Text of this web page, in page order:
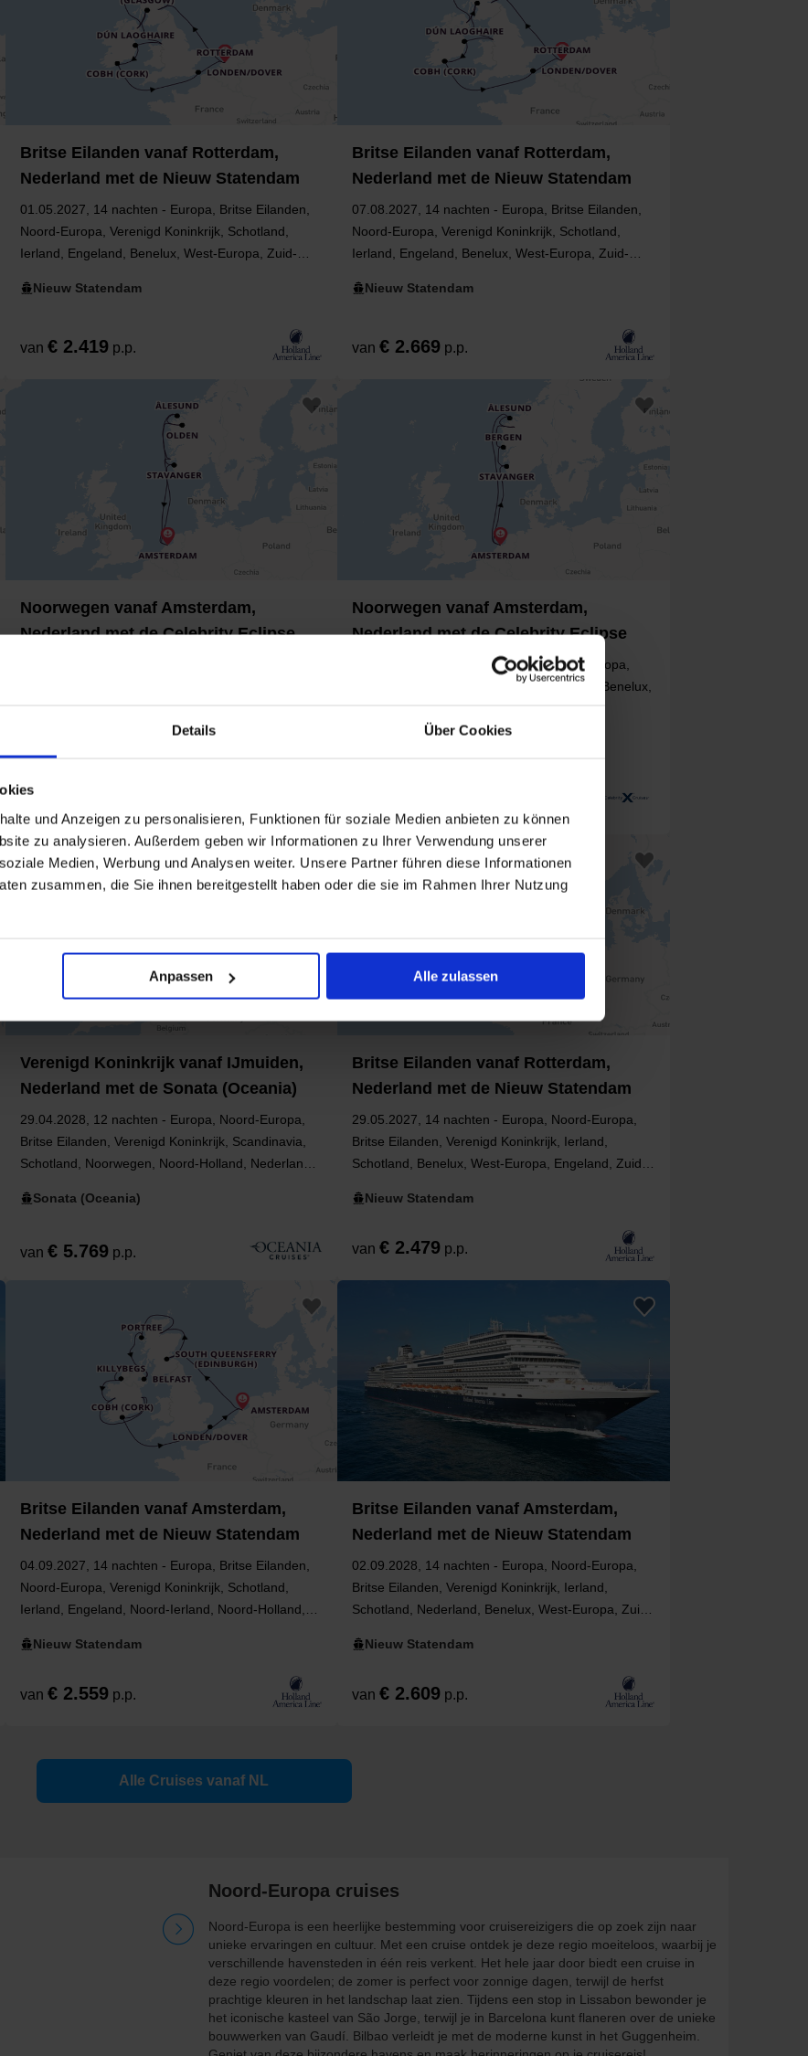
Details Über Cookies
und Anzeigen zu personalisieren, Funktionen für soziale Medien anbieten zu können
zu analysieren. Außerdem geben wir Informationen zu Ihrer Verwendung unserer
Medien, Werbung und Analysen weiter. Unsere Partner führen diese Informationen
zusammen, die Sie ihnen bereitgestellt haben oder die sie im Rahmen Ihrer Nutzung
Anpassen Alle zulassen
Britse Eilanden vanaf Rotterdam,
Nederland met de Nieuw Statendam
01.05.2027, 14 nachten - Europa, Britse Eilanden,
Noord-Europa, Verenigd Koninkrijk, Schotland,
Ierland, Engeland, Benelux, West-Europa, Zuid-
Nieuw Statendam
van € 2.419 p.p.
Britse Eilanden vanaf Rotterdam,
Nederland met de Nieuw Statendam
07.08.2027, 14 nachten - Europa, Britse Eilanden,
Noord-Europa, Verenigd Koninkrijk, Schotland,
Ierland, Engeland, Benelux, West-Europa, Zuid-
Nieuw Statendam
van € 2.669 p.p.
Noorwegen vanaf Amsterdam,
Nederland met de Celebrity Eclipse
West-Europa, Noord-Holland, Nederland
Noorwegen vanaf Amsterdam,
Nederland met de Celebrity Eclipse
01.07.2027, 7 nachten - Europa, Noord-Europa,
Scandinavia, Noorwegen, Noorse Fjorden, Benelux,
West-Europa, Noord-Holland, Nederland
Verenigd Koninkrijk vanaf IJmuiden,
Nederland met de Sonata (Oceania)
29.04.2028, 12 nachten - Europa, Noord-Europa,
Britse Eilanden, Verenigd Koninkrijk, Scandinavia,
Schotland, Noorwegen, Noord-Holland, Nederland,
Engeland, Noorse Fjorden
Sonata (Oceania)
van € 5.769 p.p.
Britse Eilanden vanaf Rotterdam,
Nederland met de Nieuw Statendam
29.05.2027, 14 nachten - Europa, Noord-Europa,
Britse Eilanden, Verenigd Koninkrijk, Ierland,
Schotland, Benelux, West-Europa, Engeland, Zuid-
Nieuw Statendam
van € 2.479 p.p.
Britse Eilanden vanaf Amsterdam,
Nederland met de Nieuw Statendam
04.09.2027, 14 nachten - Europa, Britse Eilanden,
Noord-Europa, Verenigd Koninkrijk, Schotland,
Ierland, Engeland, Noord-Ierland, Noord-Holland,
Nieuw Statendam
van € 2.559 p.p.
Britse Eilanden vanaf Amsterdam,
Nederland met de Nieuw Statendam
02.09.2028, 14 nachten - Europa, Noord-Europa,
Britse Eilanden, Verenigd Koninkrijk, Ierland,
Schotland, Nederland, Benelux, West-Europa, Zuid-
Nieuw Statendam
van € 2.609 p.p.
Alle Cruises vanaf NL
Noord-Europa cruises
Noord-Europa is een heerlijke bestemming voor cruisereizigers die op zoek zijn naar
unieke ervaringen en cultuur. Met een cruise ontdek je deze regio moeiteloos, waarbij je
verschillende havensteden in één reis verkent. Het hele jaar door biedt een cruise in
deze regio voordelen; de zomer is perfect voor zonnige dagen, terwijl de herfst
prachtige kleuren in het landschap laat zien. Tijdens een stop in Lissabon bewonder je
het iconische kasteel van São Jorge, terwijl je in Barcelona kunt flaneren over de unieke
bouwwerken van Gaudí. Bilbao verleidt je met de moderne kunst in het Guggenheim.